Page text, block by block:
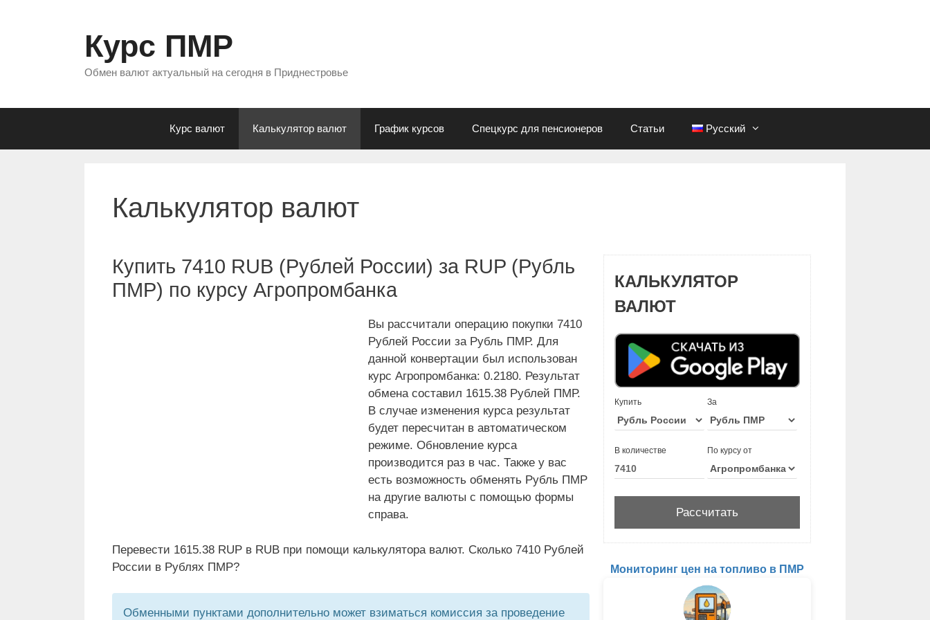
Курс ПМР
Обмен валют актуальный на сегодня в Приднестровье
Курс валют Калькулятор валют График курсов Спецкурс для пенсионеров Статьи Русский
Калькулятор валют
Купить 7410 RUB (Рублей России) за RUP (Рубль
ПМР) по курсу Агропромбанка
Вы рассчитали операцию покупки 7410
Рублей России за Рубль ПМР. Для
данной конвертации был использован
курс Агропромбанка: 0.2180. Результат
обмена составил 1615.38 Рублей ПМР.
В случае изменения курса результат
будет пересчитан в автоматическом
режиме. Обновление курса
производится раз в час. Также у вас
есть возможность обменять Рубль ПМР
на другие валюты с помощью формы
справа.
Перевести 1615.38 RUP в RUB при помощи калькулятора валют. Сколько 7410 Рублей
России в Рублях ПМР?
Обменными пунктами дополнительно может взиматься комиссия за проведение
КАЛЬКУЛЯТОР
ВАЛЮТ
Купить За
В количестве По курсу от
Мониторинг цен на топливо в ПМР